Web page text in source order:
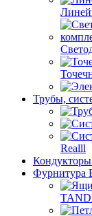
Трубы,
Realll
Фурнитура